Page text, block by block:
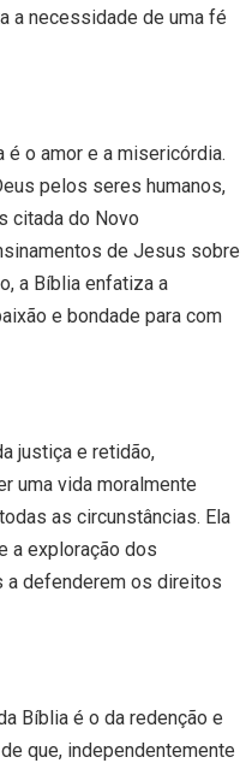
a necessidade de uma fé
é o amor e a misericórdia.
pelos seres humanos,
citada do Novo
de Jesus sobre
a Bíblia enfatiza a
e bondade para com
justiça e retidão,
uma vida moralmente
as circunstâncias. Ela
a exploração dos
a defenderem os direitos
Bíblia é o da redenção e
que, independentemente